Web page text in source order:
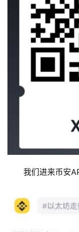
我们进来币安